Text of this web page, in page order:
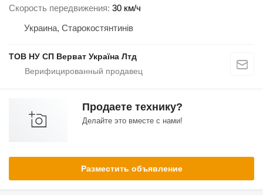
Скорость передвижения 30 км/ч
Украина, Старокостянтинів
ТОВ НУ СП Верват Україна Лтд
Продаете технику?
Делайте это вместе с нами!
Разместить объявление